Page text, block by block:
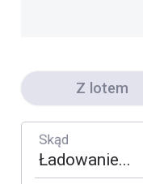
Z lotem
Skąd